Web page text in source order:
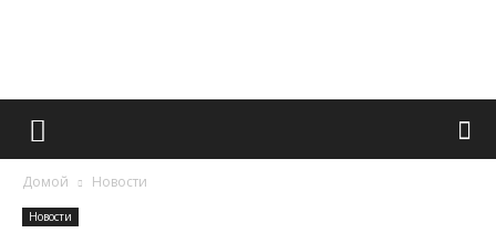
Французский
Домой Новости
Новости